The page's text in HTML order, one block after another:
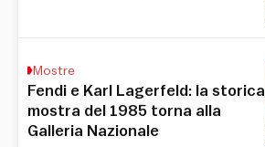
Mostre
Fendi e Karl Lagerfeld: la storica
mostra del 1985 torna alla
Galleria Nazionale